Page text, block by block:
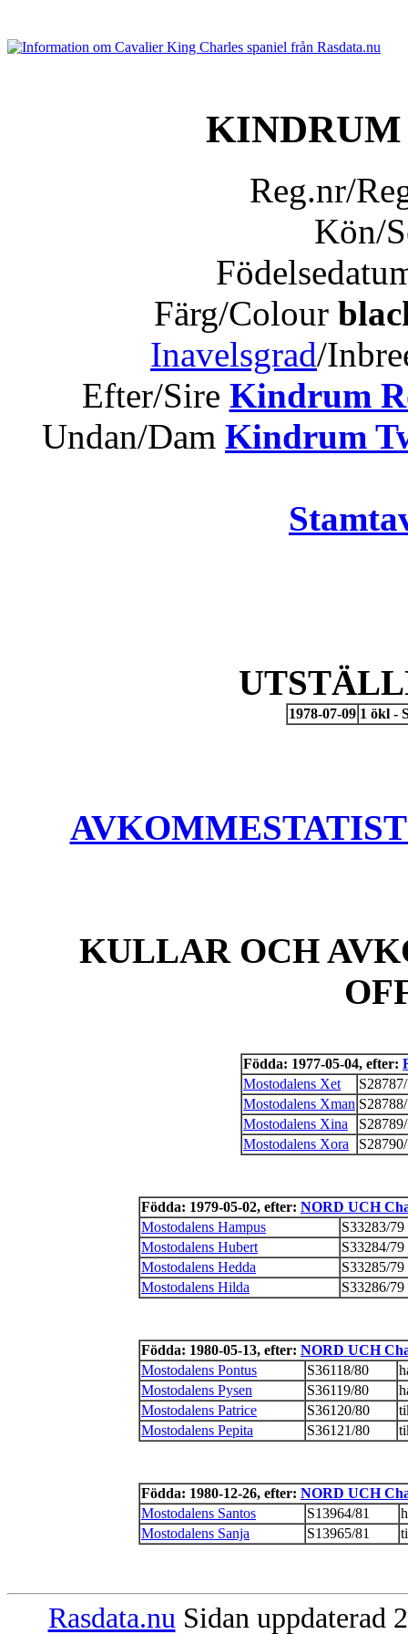
Reg.nr/
Kön/
Färg/Colour
Inavelsgrad/
Efter/Sire Kindrum
Undan/Dam Kindrum
1978-07-09 1 ökl -
KULLAR OCH
Födda: 1977-05-04, efter:
Mostodalens Xet
Mostodalens Xman
Mostodalens Xina
Mostodalens Xora
Födda: 1979-05-02, efter: NORD UCH
Mostodalens Hampus
S33283/79
Mostodalens Hubert
S33284/79
Mostodalens Hedda
S33285/79
Mostodalens Hilda
S33286/79
Födda: 1980-05-13, efter: NORD UCH
Mostodalens Pontus
S36118/80
Mostodalens Pysen
S36119/80
Mostodalens Patrice
S36120/80
Mostodalens Pepita
S36121/80
Födda: 1980-12-26, efter: NORD UCH
Mostodalens Santos
S13964/81
Mostodalens Sanja
S13965/81
Rasdata.nu Sidan uppdaterad